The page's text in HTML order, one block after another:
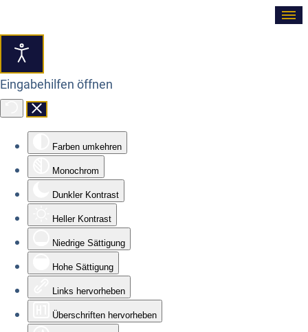
Eingabehilfen öffnen
Farben umkehren
Monochrom
Dunkler Kontrast
Heller Kontrast
Niedrige Sättigung
Hohe Sättigung
Links hervorheben
Überschriften hervorheben
≡